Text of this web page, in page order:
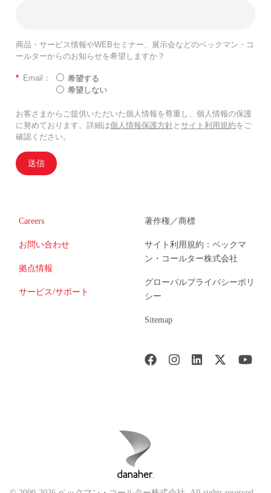
商品・サービス情報やWEBセミナー、展示会などのベックマン・コ
ールターからのお知らせを希望しますか？
* Email：
希望する
希望しない
お客さまからご提供いただいた個人情報を尊重し、個人情報の保護
に努めております。詳細は個人情報保護方針と サイト利用規約をご
確認ください。
送信
Careers
お問い合わせ
拠点情報
サービス/サポート
著作権／商標
サイト利用規約：ベックマ
ン・コールター株式会社
グローバルプライバシーポリ
シー
Sitemap